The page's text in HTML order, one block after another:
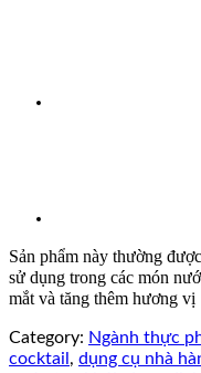
Sản phẩm này thường
sử dụng trong các món
mắt và tăng thêm hương vị
Category: Ngành thực
cocktail , dụng cụ nhà